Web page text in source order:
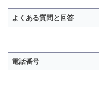
よくある質問と回答
電話番号